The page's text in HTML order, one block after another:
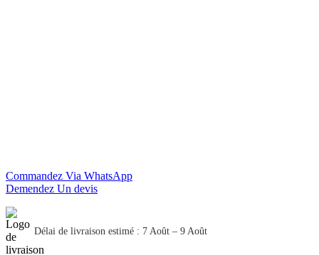
Commandez Via WhatsApp
Demendez Un devis
Délai de livraison estimé : 7 Août – 9 Août